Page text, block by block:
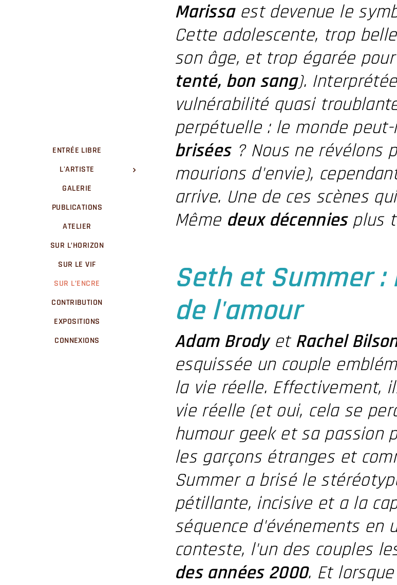
ENTRÉE LIBRE
L'ARTISTE
GALERIE
PUBLICATIONS
ATELIER
SUR L’HORIZON
SUR LE VIF
SUR L’ENCRE
CONTRIBUTION
EXPOSITIONS
CONNEXIONS
Marissaest devenue le
Cette adolescente, trop
son âge, et trop égarée
tenté, bon sang).
vulnérabilité quasi
perpétuelle : le monde
brisées? Nous ne révélons
mourions d'envie),
arrive. Une de ces scènes
Même deux décennies plus
Seth et Summer :
de l'amour
Adam Brodyet Rachel
esquissée un couple
la vie réelle. Effectivement,
vie réelle (et oui, cela se
humour geek et sa passion
les garçons étranges et
Summer a brisé le
pétillante, incisive et a la
séquence d'événements
conteste, l'un des couples
des années 2000. Et